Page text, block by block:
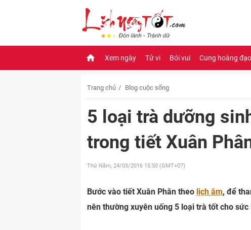
Xem ngày Tử vi Bói vui Cung hoàng đạo
Trang chủ Blog cuộc sống
5 loại trà dưỡng
trong tiết Xuân
Thứ Năm, 24/03/2016 15:50 (GMT+07)
Bước vào tiết Xuân Phân theo lịch âm, để
nên thường xuyên uống 5 loại trà tốt cho